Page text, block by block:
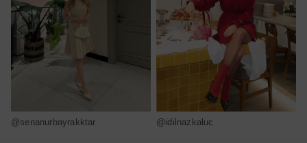
@senanurbayrakktar @idilnazkaluc